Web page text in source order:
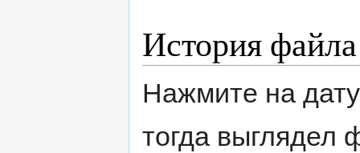
История файла
Нажмите на
тогда выглядел